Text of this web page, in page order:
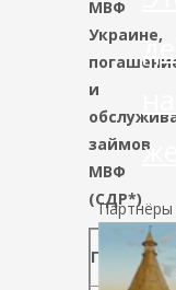
МВФ
Украине,
и
займов
МВФ
(СДР*)
Года